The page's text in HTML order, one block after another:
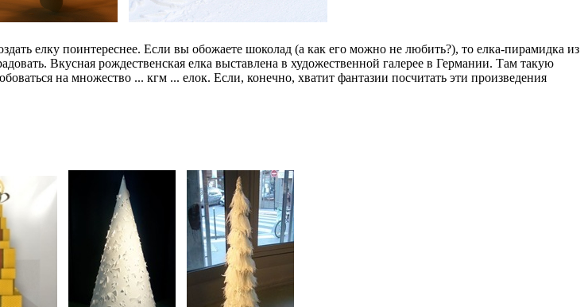
елку поинтереснее. Если вы обожаете шоколад (а как его можно не любить?), то елка-пирамидка из
Вкусная рождественская елка выставлена в художественной галерее в Германии. Там такую
на множество ... кгм ... елок. Если, конечно, хватит фантазии посчитать эти произведения